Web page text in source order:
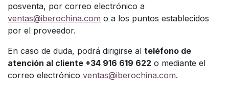
posventa, por correo electrónico a
ventas@iberochina.com o a los puntos establecidos
por el proveedor.
En caso de duda, podrá dirigirse al teléfono de
atención al cliente +34 916 619 622 o mediante el
correo electrónico ventas@iberochina.com.